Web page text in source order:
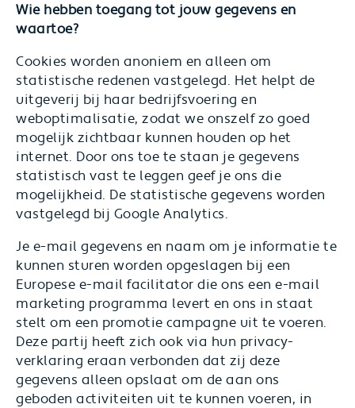
Wie hebben toegang tot jouw gegevens en
waartoe?
Cookies worden anoniem en alleen om
statistische redenen vastgelegd. Het helpt de
uitgeverij bij haar bedrijfsvoering en
weboptimalisatie, zodat we onszelf zo goed
mogelijk zichtbaar kunnen houden op het
internet. Door ons toe te staan je gegevens
statistisch vast te leggen geef je ons die
mogelijkheid. De statistische gegevens worden
vastgelegd bij Google Analytics.
Je e-mail gegevens en naam om je informatie te
kunnen sturen worden opgeslagen bij een
Europese e-mail facilitator die ons een e-mail
marketing programma levert en ons in staat
stelt om een promotie campagne uit te voeren.
Deze partij heeft zich ook via hun privacy-
verklaring eraan verbonden dat zij deze
gegevens alleen opslaat om de aan ons
geboden activiteiten uit te kunnen voeren, in